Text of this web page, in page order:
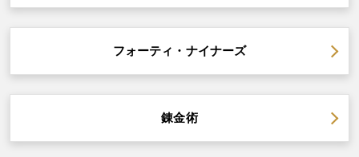
フォーティ・ナイナーズ
錬金術